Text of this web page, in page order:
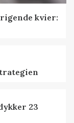
kvier:
23